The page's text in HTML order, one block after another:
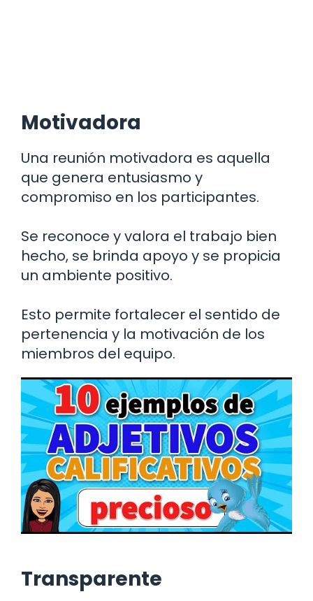
Motivadora
Una reunión motivadora es aquella
que genera entusiasmo y
compromiso en los participantes.
Se reconoce y valora el trabajo bien
hecho, se brinda apoyo y se propicia
un ambiente positivo.
Esto permite fortalecer el sentido de
pertenencia y la motivación de los
miembros del equipo.
Transparente